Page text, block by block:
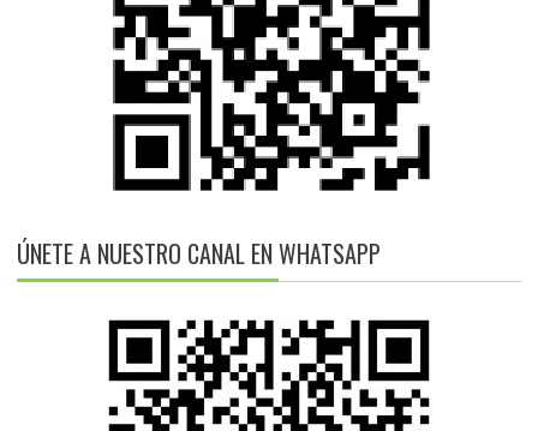
ÚNETE A NUESTRO CANAL EN WHATSAPP